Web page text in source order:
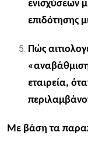
ενισχύσεων
επιδότησης
Πώς
εταιρεία,
Με βάση τα